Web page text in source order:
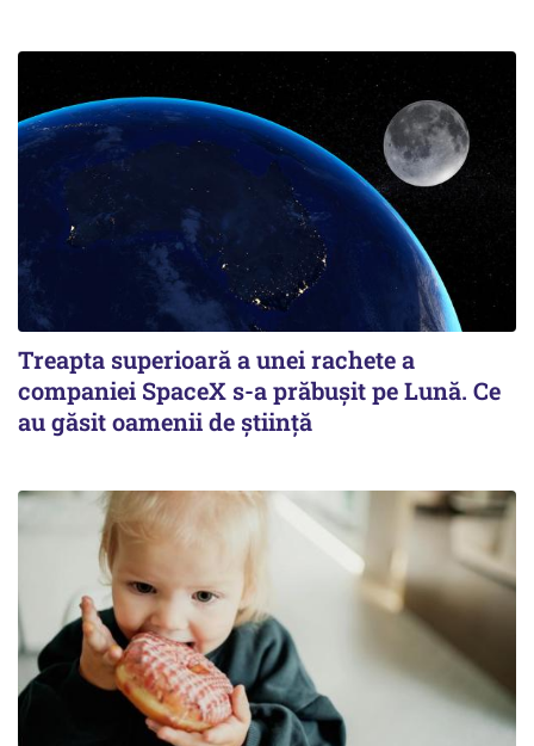
Treapta superioară a unei rachete a
companiei SpaceX s-a prăbușit pe Lună. Ce
au găsit oamenii de știință